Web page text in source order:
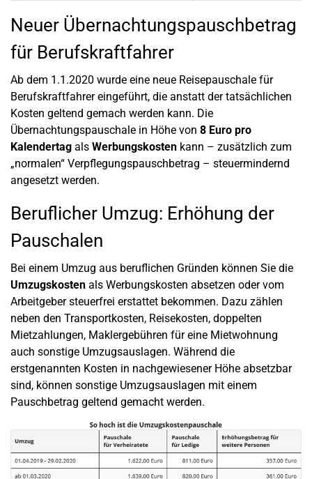
Neuer Übernachtungspauschbetrag
für Berufskraftfahrer
Ab dem 1.1.2020 wurde eine neue Reisepauschale für
Berufskraftfahrer eingeführt, die anstatt der tatsächlichen
Kosten geltend gemach werden kann. Die
Übernachtungspauschale in Höhe von 8 Euro pro
Kalendertag als Werbungskosten kann – zusätzlich zum
„normalen“ Verpflegungspauschbetrag – steuermindernd
angesetzt werden.
Beruflicher Umzug: Erhöhung der
Pauschalen
Bei einem Umzug aus beruflichen Gründen können Sie die
Umzugskosten als Werbungskosten absetzen oder vom
Arbeitgeber steuerfrei erstattet bekommen. Dazu zählen
neben den Transportkosten, Reisekosten, doppelten
Mietzahlungen, Maklergebühren für eine Mietwohnung
auch sonstige Umzugsauslagen. Während die
erstgenannten Kosten in nachgewiesener Höhe absetzbar
sind, können sonstige Umzugsauslagen mit einem
Pauschbetrag geltend gemacht werden.